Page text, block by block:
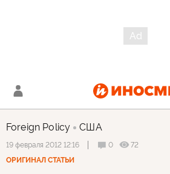
Foreign Policy США
19 февраля 2012 12:16 0
72
ОРИГИНАЛ СТАТЬИ